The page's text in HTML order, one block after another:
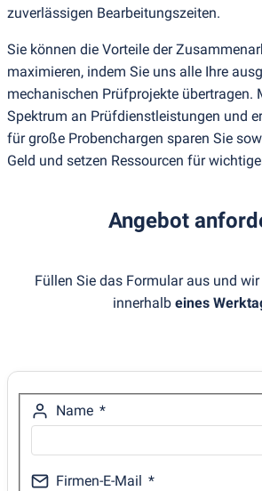
zuverlässigen Bearbeitungszeiten.
Sie können die Vorteile der
maximieren, indem Sie uns alle Ihre
mechanischen Prüfprojekte übertragen.
Spektrum an Prüfdienstleistungen und
für große Probenchargen sparen Sie
Geld und setzen Ressourcen für
Angebot
Füllen Sie das Formular aus und
innerhalb eines
Name
Firmen-E-Mail